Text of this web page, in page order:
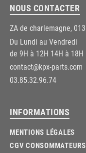
NOUS CONTACTER
ZA de charlemagne,
Du Lundi au Vendredi
de 9H à 12H 14H à 18H
contact@kpx-parts.com
03.85.32.96.74
INFORMATIONS
MENTIONS LÉGALES
CGV CONSOMMATEURS